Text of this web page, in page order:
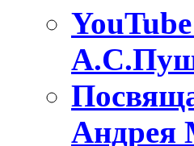
Андрея